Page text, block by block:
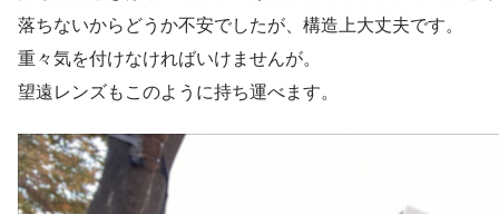
落ちないからどうか不安でしたが、構造上大丈夫です。
重々気を付けなければいけませんが。
望遠レンズもこのように持ち運べます。